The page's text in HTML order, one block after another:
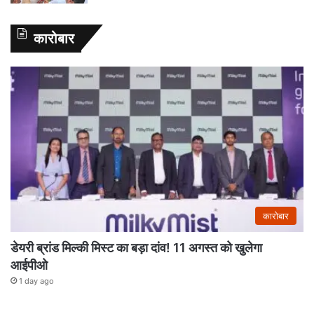
कारोबार
कारोबार
डेयरी ब्रांड मिल्की मिस्ट का बड़ा दांव! 11 अगस्त को खुलेगा
आईपीओ
1 day ago